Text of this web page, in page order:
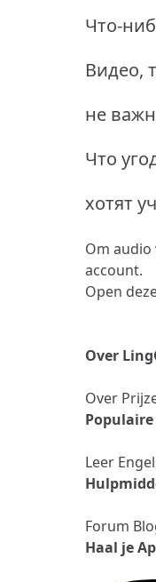
Что-
Видео,
не
Что
хотят
Om
account.
Open
Over
Over
Leer
Forum
Haal je